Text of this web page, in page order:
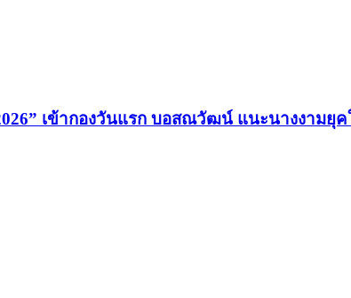
เข้ากองวันแรก บอสณวัฒน์ แนะนางงามยุ